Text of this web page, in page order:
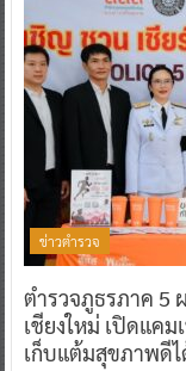
ข่าวตำรวจ
ตำรวจภูธรภาค 5
เชียงใหม่ เปิดแค
เก็บแต้มสุขภาพดี